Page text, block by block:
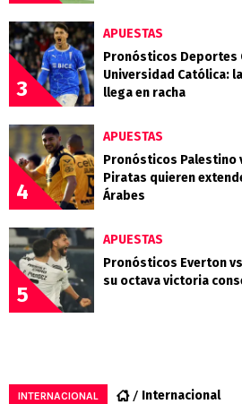
3
APUESTAS
Pronósticos Deportes
Universidad Católica:
llega en racha
4
APUESTAS
Pronósticos Palestino
Piratas quieren
Árabes
5
APUESTAS
Pronósticos Everton
su octava victoria
INTERNACIONAL Internacional